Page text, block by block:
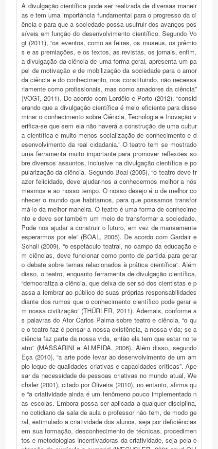
A divulgação científica pode ser realizada de diversas maneir
as e tem uma importância fundamental para o progresso da ci
ência e para que a sociedade possa usufruir dos avanços pos
síveis em função do desenvolvimento científico. Segundo Vo
gt (2011), “os eventos, como as feiras, os museus, os prêmio
s e as premiações, e os textos, as revistas, os jornais, enfim,
a divulgação da ciência de uma forma geral, apresenta um pa
pel de motivação e de mobilização da sociedade para o amor
da ciência e do conhecimento, nos constituindo, não necessa
riamente como profissionais, mas como amadores da ciência”
(VOGT, 2011). De acordo com Lordêlo e Porto (2012), “consid
erando que a divulgação científica é meio eficiente para disse
minar o conhecimento sobre Ciência, Tecnologia e Inovação v
erifica-se que sem ela não haverá a construção de uma cultur
a científica e muito menos socialização de conhecimento e d
esenvolvimento da real cidadania.” O teatro tem se mostrado
uma ferramenta muito importante para promover reflexões so
bre diversos assuntos, inclusive na divulgação científica e po
pularização da ciência. Segundo Boal (2005), “o teatro deve tr
azer felicidade, deve ajudar-nos a conhecermos melhor a nós
mesmos e ao nosso tempo. O nosso desejo é o de melhor co
nhecer o mundo que habitamos, para que possamos transfor
má-lo da melhor maneira. O teatro é uma forma de conhecime
nto e deve ser também um meio de transformar a sociedade.
Pode nos ajudar a construir o futuro, em vez de mansamente
esperarmos por ele” (BOAL, 2005). De acordo com Gardair e
Schall (2009), “o espetáculo teatral, no campo da educação e
m ciências, deve funcionar como ponto de partida para gerar
o debate sobre temas relacionados à prática científica”. Além
disso, o teatro, enquanto ferramenta de divulgação científica,
“democratiza a ciência, que deixa de ser só dos cientistas e p
assa a lembrar ao público de suas próprias responsabilidades
diante dos rumos que o conhecimento científico pode gerar e
m nossa civilização” (THÜRLER, 2011). Ademais, conforme a
s palavras do Ator Carlos Palma sobre teatro e ciência, “o qu
e o teatro faz é pensar a nossa existência, a nossa vida; se a
ciência faz parte da nossa vida, então ela tem que estar no te
atro” (MASSARINI e ALMEIDA, 2006). Além disso, segundo
Eça (2010), “a arte pode levar ao desenvolvimento de um am
plo leque de qualidades criativas e capacidades críticas”. Ape
sar da necessidade de pessoas criativas no mundo atual, We
chsler (2001), citado por Oliveira (2010), no entanto, afirma qu
e “a criatividade ainda é um fenômeno pouco implementado n
as escolas. Embora possa ser aplicada a qualquer disciplina,
no cotidiano da sala de aula o professor não tem, de modo ge
ral, estimulado a criatividade dos alunos, seja por deficiências
em sua formação, desconhecimento de técnicas, procedimen
tos e metodologias incentivadoras da criatividade, seja pela e